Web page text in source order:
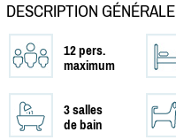
DESCRIPTION GÉNÉRALE
12 pers.
maximum
3 salles
de bain